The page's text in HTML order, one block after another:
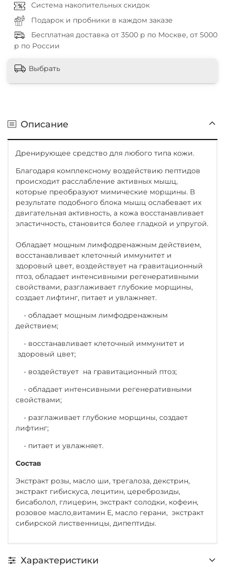
Система накопительных скидок
Подарок и пробники в каждом заказе
Бесплатная доставка от 3500 р по Москве, от 5000
р по России
Выбрать
Описание
Дренирующее средство для любого типа кожи.
Благодаря комплексному воздействию пептидов
происходит расслабление активных мышц,
которые преобразуют мимические морщины. В
результате подобного блока мышц ослабевает их
двигательная активность, а кожа восстанавливает
эластичность, становится более гладкой и упругой.
Обладает мощным лимфодренажным действием,
восстанавливает клеточный иммунитет и
здоровый цвет, воздействует на гравитационный
птоз, обладает интенсивными регенеративными
свойствами, разглаживает глубокие морщины,
создает лифтинг, питает и увлажняет.
- обладает мощным лимфодренажным
действием;
- восстанавливает клеточный иммунитет и
здоровый цвет;
- воздействует на гравитационный птоз;
- обладает интенсивными регенеративными
свойствами;
- разглаживает глубокие морщины, создает
лифтинг;
- питает и увлажняет.
Состав
Экстракт розы, масло ши, трегалоза, декстрин,
экстракт гибискуса, лецитин, цереброзиды,
бисаболол, глицерин, экстракт солодки, кофеин,
розовое масло,витамин Е, масло герани, экстракт
сибирской лиственницы, дипептиды.
Характеристики